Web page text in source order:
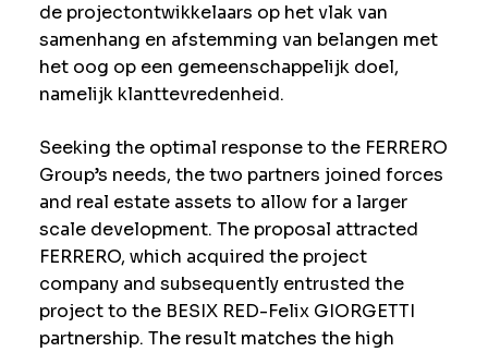
de projectontwikkelaars op het vlak van
samenhang en afstemming van belangen met
het oog op een gemeenschappelijk doel,
namelijk klanttevredenheid.
Seeking the optimal response to the FERRERO
Group’s needs, the two partners joined forces
and real estate assets to allow for a larger
scale development. The proposal attracted
FERRERO, which acquired the project
company and subsequently entrusted the
project to the BESIX RED-Felix GIORGETTI
partnership. The result matches the high